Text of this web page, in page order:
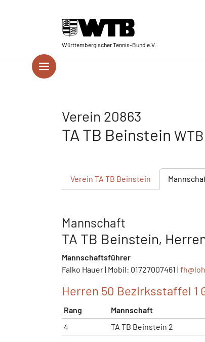
Württembergischer Tennis-Bund e.V.
Verein 20863
TA TB Beinstein
Verein TA TB Beinstein
Mannschaft
TA TB Beinstein,
Mannschaftsführer
Falko Hauer | Mobil: 01727007461 | fh@
Herren 50 Bezirksstaffel 1
Rang Mannschaft
4
TA TB Beinstein 2